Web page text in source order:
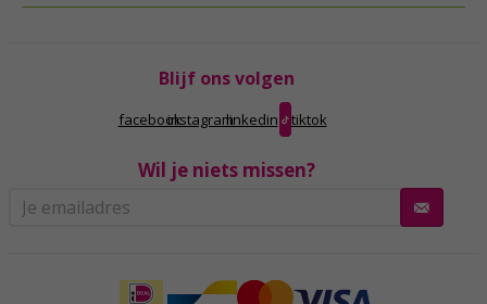
Blijf ons volgen
facebookinstagramlinkedin tiktok
Wil je niets missen?